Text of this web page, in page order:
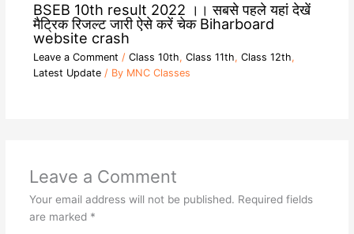
BSEB 10th result 2022 ।। सबसे पहले यहां देखें
मैट्रिक रिजल्ट जारी ऐसे करें चेक Biharboard
website crash
Leave a Comment / Class 10th, Class 11th, Class 12th,
Latest Update/ By MNC Classes
Leave a Comment
Your email address will not be published. Required fields
are marked *